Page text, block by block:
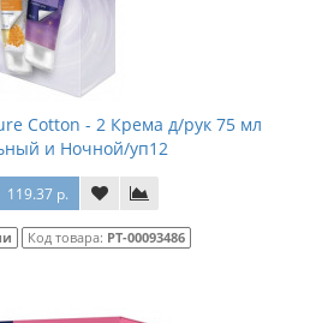
Cotton - 2 Крема д/рук 75 мл
и Ночной/уп12
119.37 р.
Код товара: РТ-00093486